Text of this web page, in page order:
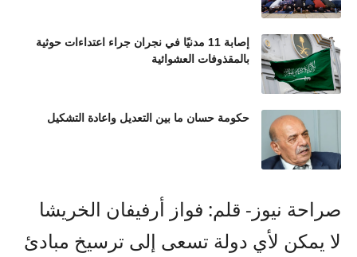
إصابة 11 مدنيًا في نجران جراء اعتداءات حوثية
بالمقذوفات العشوائية
حكومة حسان ما بين التعديل واعادة التشكيل
صراحة نيوز- قلم: فواز أرفيفان الخريشا
لا يمكن لأي دولة تسعى إلى ترسيخ مبادئ